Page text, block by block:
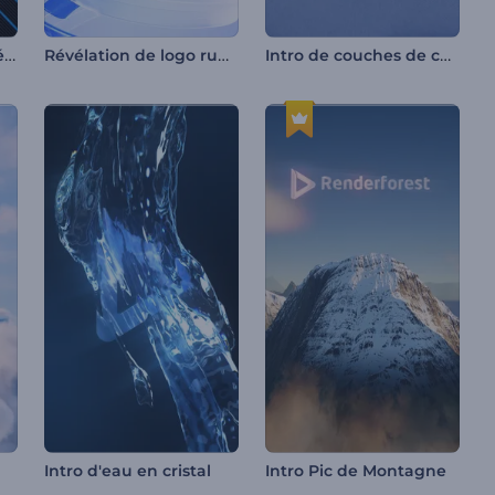
Ouverture Sphères Néon Révélation de logo rubans ondulés Intro de couches de cercle 3D
Intro d'eau en cristal Intro Pic de Montagne